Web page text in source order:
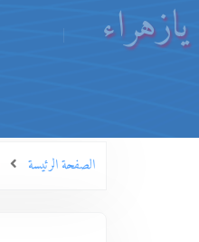
يازهراء
الصفحة الرئيسة